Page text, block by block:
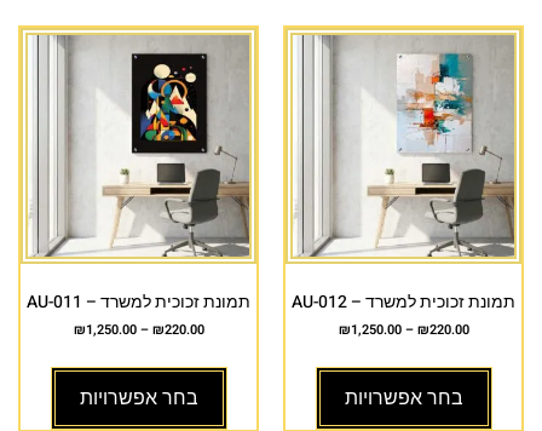
תמונת זכוכית למשרד – AU-012
₪220.00
–
₪1,250.00
בחר אפשרויות
תמונת זכוכית למשרד – AU-011
₪220.00
–
₪1,250.00
בחר אפשרויות